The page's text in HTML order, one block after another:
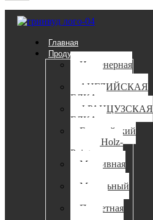
Главная
Продукция
Инженерная
АНГЛИЙСКАЯ
ЕЛКА
ФРАНЦУЗСКАЯ
ЕЛКА
Европейский
паркет Holz-
Point
Массивная
Модульный
Паркетная